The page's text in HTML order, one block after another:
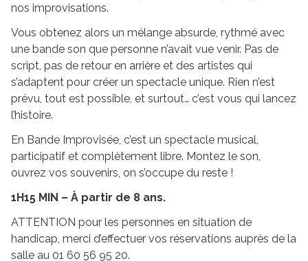
nos improvisations.
Vous obtenez alors un mélange absurde, rythmé avec
une bande son que personne n’avait vue venir. Pas de
script, pas de retour en arrière et des artistes qui
s’adaptent pour créer un spectacle unique. Rien n’est
prévu, tout est possible, et surtout… c’est vous qui lancez
l’histoire.
En Bande Improvisée, c’est un spectacle musical,
participatif et complètement libre. Montez le son,
ouvrez vos souvenirs, on s’occupe du reste !
1H15 MIN – À partir de 8 ans.
ATTENTION pour les personnes en situation de
handicap, merci d’effectuer vos réservations auprès de la
salle au 01 60 56 95 20.